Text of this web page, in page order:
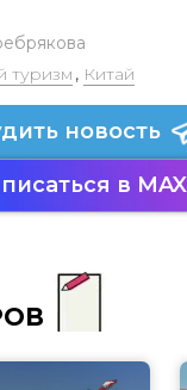
туризм , Китай
новость
в MAX